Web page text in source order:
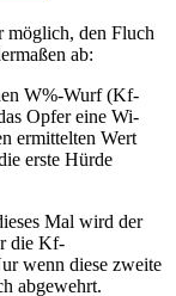
möglich, den Fluch
ab:
W%-Wurf (Kf-
Opfer eine Wi-
ermittelten Wert
erste Hürde
Mal wird der
die Kf-
wenn diese zweite
abgewehrt.